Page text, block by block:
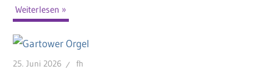
Weiterlesen
25. Juni 2026 fh